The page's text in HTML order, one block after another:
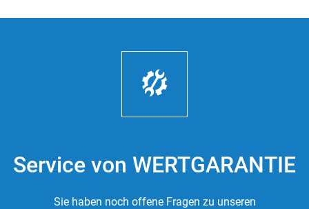
Service von WERTGARANTIE
Sie haben noch offene Fragen zu unseren